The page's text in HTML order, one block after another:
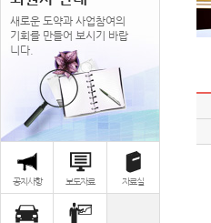
새로운 도약과 사업참여의
기회를 만들어 보시기 바랍
니다.
공지사항 보도자료 자료실